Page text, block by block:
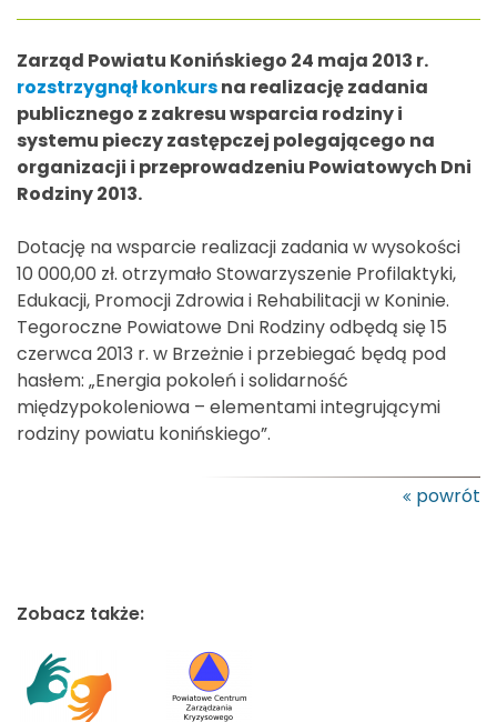
Zarząd Powiatu Konińskiego 24 maja 2013 r.
rozstrzygnął konkursna realizację zadania
publicznego z zakresu wsparcia rodziny i
systemu pieczy zastępczej polegającego na
organizacji i przeprowadzeniu Powiatowych Dni
Rodziny 2013.
Dotację na wsparcie realizacji zadania w wysokości
10 000,00 zł. otrzymało Stowarzyszenie Profilaktyki,
Edukacji, Promocji Zdrowia i Rehabilitacji w Koninie.
Tegoroczne Powiatowe Dni Rodziny odbędą się 15
czerwca 2013 r. w Brzeżnie i przebiegać będą pod
hasłem: „Energia pokoleń i solidarność
międzypokoleniowa – elementami integrującymi
rodziny powiatu konińskiego”.
powrót
Zobacz także: